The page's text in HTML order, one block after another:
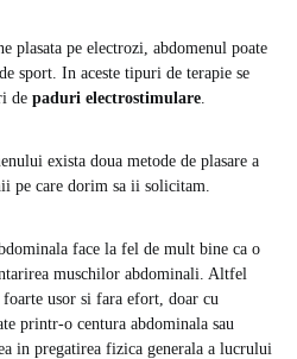
plasata pe electrozi, abdomenul poate
sport. In aceste tipuri de terapie se
de paduri electrostimulare
exista doua metode de plasare a
pe care dorim sa ii solicitam.
face la fel de mult bine ca o
muschilor abdominali. Altfel
usor si fara efort, doar cu
printr-o centura abdominala sau
in pregatirea fizica generala a lucrului